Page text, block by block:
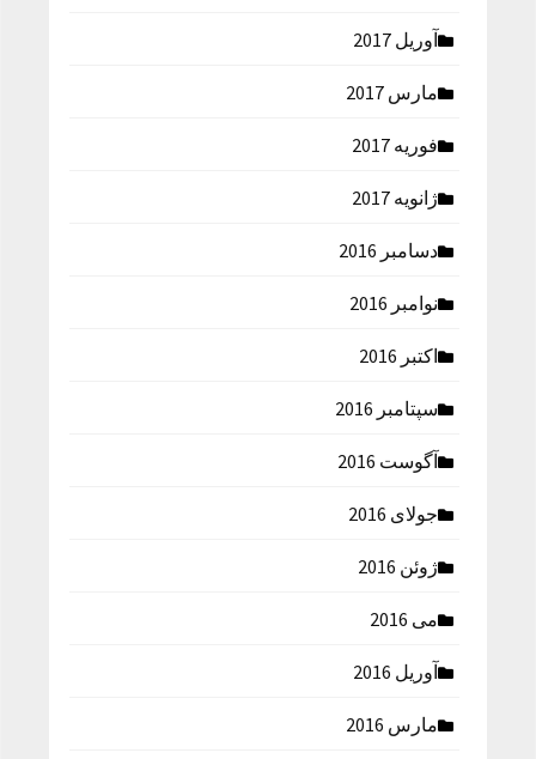
آوریل 2017
مارس 2017
فوریه 2017
ژانویه 2017
دسامبر 2016
نوامبر 2016
اکتبر 2016
سپتامبر 2016
آگوست 2016
جولای 2016
ژوئن 2016
می 2016
آوریل 2016
مارس 2016